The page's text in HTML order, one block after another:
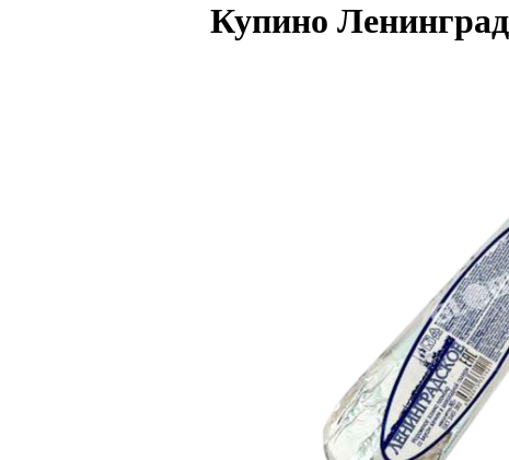
Купино